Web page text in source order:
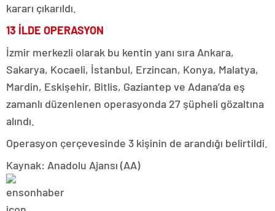
kararı çıkarıldı.
13 İLDE OPERASYON
İzmir merkezli olarak bu kentin yanı sıra Ankara,
Sakarya, Kocaeli, İstanbul, Erzincan, Konya, Malatya,
Mardin, Eskişehir, Bitlis, Gaziantep ve Adana’da eş
zamanlı düzenlenen operasyonda 27 şüpheli gözaltına
alındı.
Operasyon çerçevesinde 3 kişinin de arandığı belirtildi.
Kaynak: Anadolu Ajansı (AA)